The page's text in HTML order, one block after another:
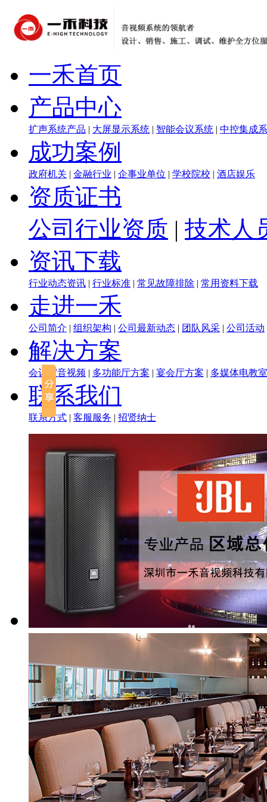
一禾首页
产品中心
扩声系统产品 | 大屏显示系统 | 智能会议系统 | 中控集成
成功案例
政府机关 | 金融行业 | 企事业单位 | 学校院校 | 酒店娱乐
资质证书
公司行业资质 | 技术人
资讯下载
行业动态资讯 | 行业标准 | 常见故障排除 | 常用资料下载
走进一禾
公司简介 | 组织架构 | 公司最新动态 | 团队风采 | 公司活动
解决方案
会议室音视频 | 多功能厅方案 | 宴会厅方案 | 多媒体电教室
联系我们
联系方式 | 客服服务 | 招贤纳士